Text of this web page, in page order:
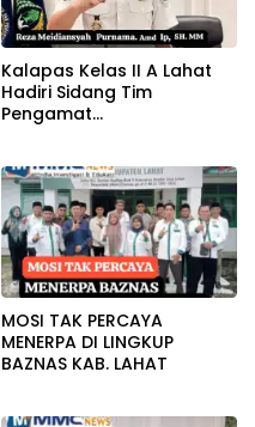
Kalapas Kelas II A Lahat
Hadiri Sidang Tim
Pengamat
DirJenPas Sumsel Dan
Bapas Kelas II Lahat
MOSI TAK PERCAYA
MENERPA DI LINGKUP
BAZNAS KAB. LAHAT